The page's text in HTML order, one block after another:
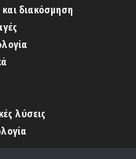
και διακόσμηση
λύσεις